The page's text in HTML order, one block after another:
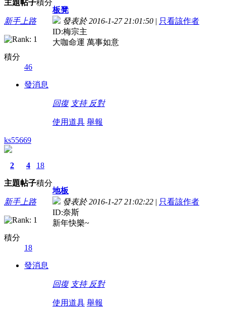
主題帖子積分
新手上路
積分
46
發消息
板凳
發表於 2016-1-27 21:01:50 | 只看該作者
ID:梅宗主
大咖命運 萬事如意
回復 支持 反對
使用道具 舉報
ks55669
2
主題
4
帖子
18
積分
新手上路
積分
18
發消息
地板
發表於 2016-1-27 21:02:22 | 只看該作者
ID:奈斯
新年快樂~
回復 支持 反對
使用道具 舉報